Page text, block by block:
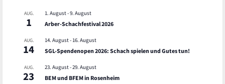
AUG.
1
1. August-9. August
Arber-Schachfestival 2026
AUG.
14
14. August- 16. August
SGL-Spendenopen 2026: Schach spielen und Gutes tun!
AUG.
23
23. August-29. August
BEM und BFEM in Rosenheim